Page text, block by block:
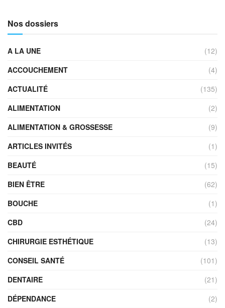
Nos dossiers
A LA UNE
(12)
ACCOUCHEMENT
(4)
ACTUALITÉ
(135)
ALIMENTATION
(2)
ALIMENTATION & GROSSESSE
(9)
ARTICLES INVITÉS
(1)
BEAUTÉ
(15)
BIEN ÊTRE
(62)
BOUCHE
(1)
CBD
(24)
CHIRURGIE ESTHÉTIQUE
(13)
CONSEIL SANTÉ
(101)
DENTAIRE
(21)
DÉPENDANCE
(2)